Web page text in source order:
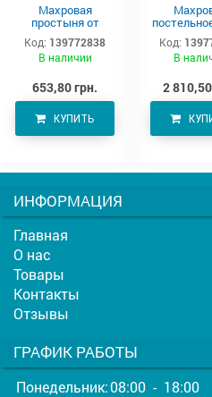
Махровая
простыня от
производителя
Аватон (220х190)
Код: 139772838
В наличии
653,80 грн.
КУПИТЬ
Код:
В
2
ИНФОРМАЦИЯ
Главная
О нас
Товары
Контакты
Отзывы
ГРАФИК РАБОТЫ
Понедельник:08:00 - 18:00